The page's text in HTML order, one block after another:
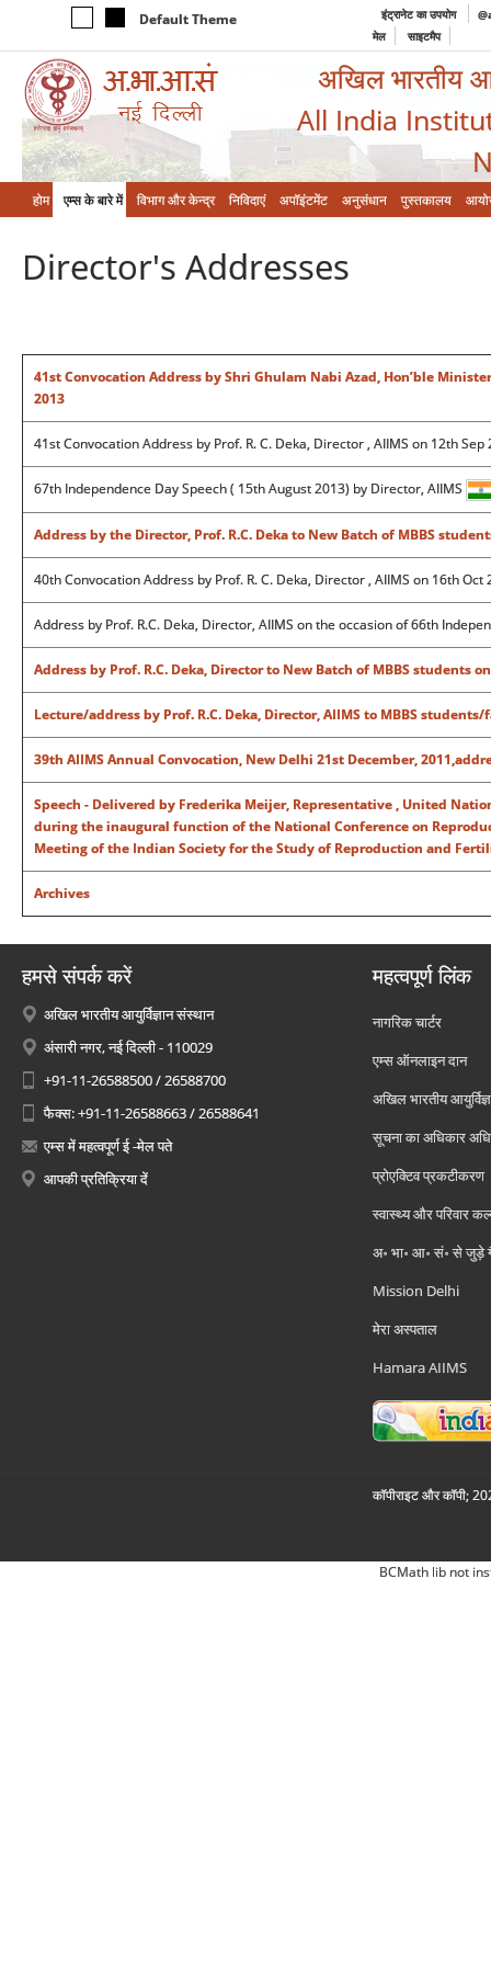
Default Theme इंट्रानेट का उपयोग
मेल
साइटमैप
अखिल भारतीय
All India
होम एम्‍स के बारे में विभाग और केन्‍द्र निविदाएं अपॉइंटमेंट अनुसंधान पुस्तकालय
Director's Addresses
41st Convocation Address by Shri Ghulam Nabi Azad, Hon’ble
2013
41st Convocation Address by Prof. R. C. Deka, Director , AIIMS on 12th
67th Independence Day Speech ( 15th August 2013) by Director, AIIMS
Address by the Director, Prof. R.C. Deka to New Batch of MBBS
40th Convocation Address by Prof. R. C. Deka, Director , AIIMS on 16th Oct
Address by Prof. R.C. Deka, Director, AIIMS on the occasion of 66th
Address by Prof. R.C. Deka, Director to New Batch of MBBS students
Lecture/address by Prof. R.C. Deka, Director, AIIMS to MBBS
39th AIIMS Annual Convocation, New Delhi 21st December,
Speech - Delivered by Frederika Meijer, Representative , United
during the inaugural function of the National Conference on
Meeting of the Indian Society for the Study of Reproduction and
Archives
हमसे संपर्क करें
अखिल भारतीय आयुर्विज्ञान संस्थान
अंसारी नगर, नई दिल्ली - 110029
+91-11-26588500 / 26588700
फैक्स: +91-11-26588663 / 26588641
एम्स में महत्वपूर्ण ई -मेल पते
आपकी प्रतिक्रिया दें
महत्वपूर्ण लिंक
नागरिक चार्टर
एम्स ऑनलाइन दान
अखिल भारतीय
सूचना का अधिकार
प्रोएक्टिव प्रकटीकरण
स्वास्थ्य और परिवार
अ॰ भा॰ आ॰ सं॰ से जुड़े
Mission Delhi
मेरा अस्पताल
Hamara AIIMS
कॉपीराइट और कॉपी;
BCMath lib not